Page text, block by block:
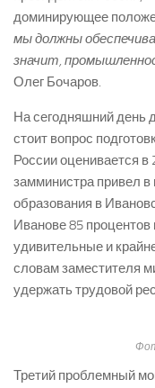
доминирующее
мы должны
значит,
Олег Бочаров.
На сегодняшний день
стоит вопрос
России оценивается
замминистра привел
образования в
Иванове 85 процентов
удивительные и
словам заместителя
удержать трудовой
Третий проблемный